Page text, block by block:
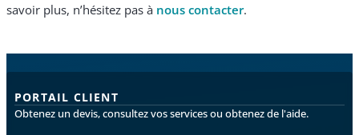
savoir plus, n’hésitez pas à nous contacter.
PORTAIL CLIENT
Obtenez un devis, consultez vos services ou obtenez de l'aide.